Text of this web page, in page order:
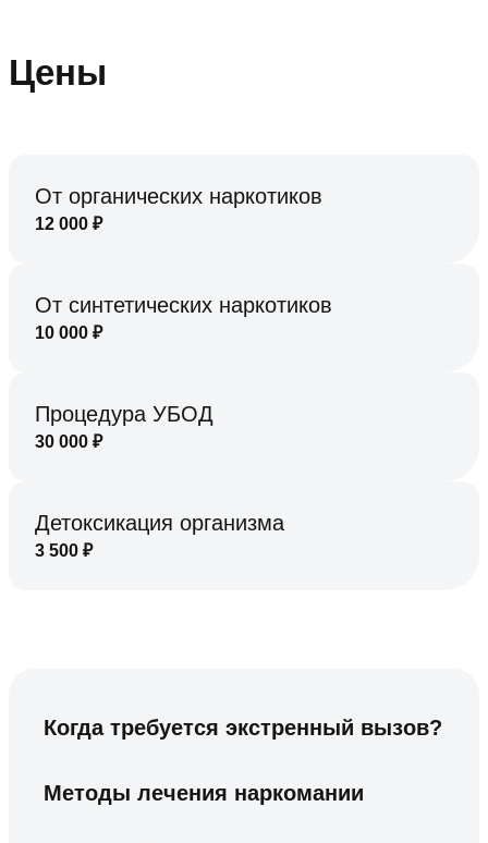
Цены
От органических наркотиков
12 000 ₽
От синтетических наркотиков
10 000 ₽
Процедура УБОД
30 000 ₽
Детоксикация организма
3 500 ₽
Когда требуется экстренный вызов?
Методы лечения наркомании